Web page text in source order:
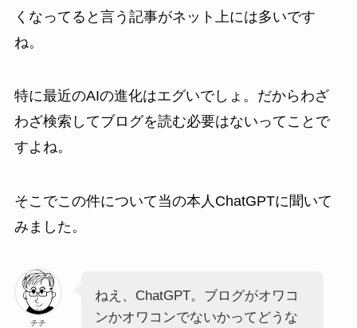
くなってると言う記事がネット上には多いです
ね。
特に最近のAIの進化はエグいでしょ。だからわざ
わざ検索してブログを読む必要はないってことで
すよね。
そこでこの件について当の本人ChatGPTに聞いて
みました。
チチ
ねえ、ChatGPT。ブログがオワコ
ンかオワコンでないかってどうな